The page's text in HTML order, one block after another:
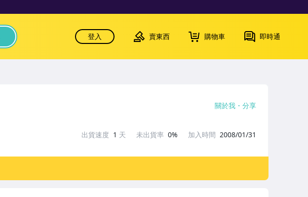
登入 賣東西 購物車 即時通
關於我 分享
出貨速度 1 天 未出貨率 0% 加入時間 2008/01/31